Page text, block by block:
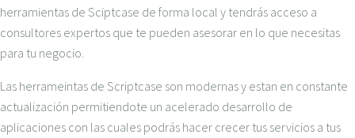
herramientas de Sciptcase de forma local y tendrás acceso a
consultores expertos que te pueden asesorar en lo que necesitas
para tu negocio.
Las herrameintas de Scriptcase son modernas y estan en constante
actualización permitiendote un acelerado desarrollo de
aplicaciones con las cuales podrás hacer crecer tus servicios a tus